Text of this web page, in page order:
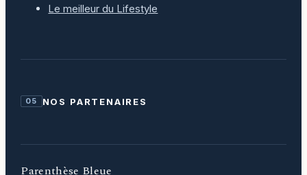
Le meilleur du Lifestyle
05 NOS PARTENAIRES
Parenthèse Bleue